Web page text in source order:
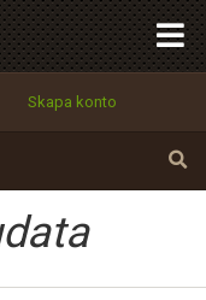
Skapa konto
Tillbaka till förstasidan